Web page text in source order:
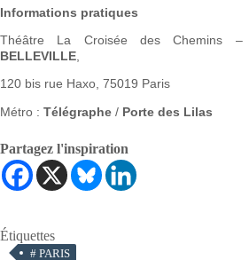
Informations pratiques
Théâtre La Croisée des Chemins –
BELLEVILLE
120 bis rue Haxo, 75019 Paris
Métro : Télégraphe / Porte des Lilas
Partagez l'inspiration
Étiquettes
# PARIS